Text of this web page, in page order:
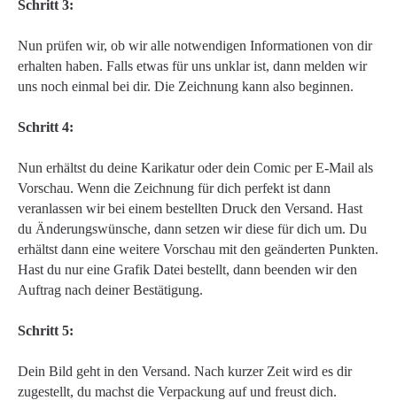
Schritt 3:
Nun prüfen wir, ob wir alle notwendigen Informationen von dir
erhalten haben. Falls etwas für uns unklar ist, dann melden wir
uns noch einmal bei dir. Die Zeichnung kann also beginnen.
Schritt 4:
Nun erhältst du deine Karikatur oder dein Comic per E-Mail als
Vorschau. Wenn die Zeichnung für dich perfekt ist dann
veranlassen wir bei einem bestellten Druck den Versand. Hast
du Änderungswünsche, dann setzen wir diese für dich um. Du
erhältst dann eine weitere Vorschau mit den geänderten Punkten.
Hast du nur eine Grafik Datei bestellt, dann beenden wir den
Auftrag nach deiner Bestätigung.
Schritt 5:
Dein Bild geht in den Versand. Nach kurzer Zeit wird es dir
zugestellt, du machst die Verpackung auf und freust dich.